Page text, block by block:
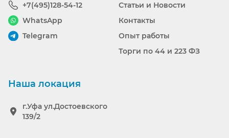
Статьи и Новости
Контакты
Опыт работы
Торги по 44 и 223 ФЗ
+7(495)128-54-12
WhatsApp
Telegram
Наша локация
г.Уфа ул.Достоевского
139/2